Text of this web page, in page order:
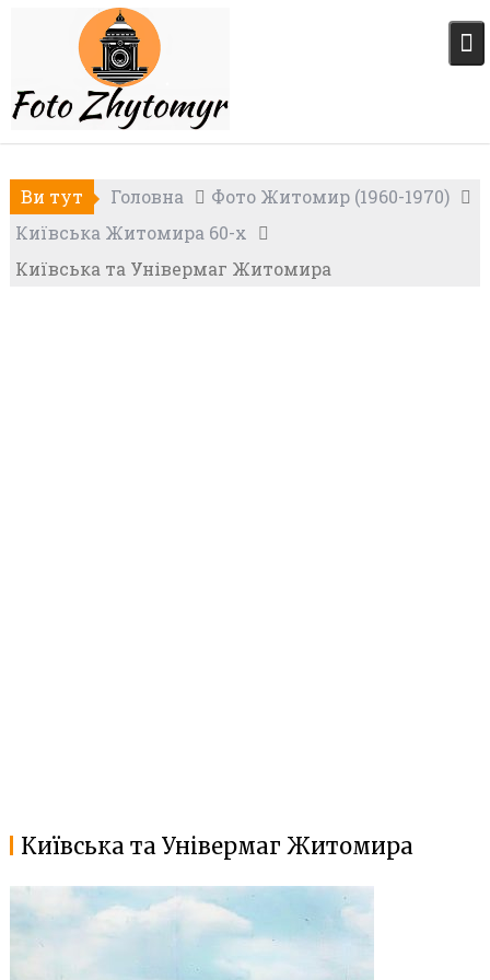
Ви тут Головна
Фото Житомир (1960-1970)
Київська Житомира 60-х
Київська та Універмаг Житомира
Київська та Універмаг Житомира